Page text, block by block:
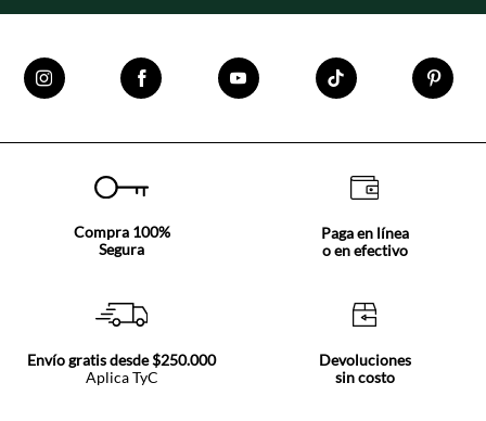
Compra 100%
Segura
Paga en línea
o en efectivo
Envío gratis desde $250.000
Aplica TyC
Devoluciones
sin costo